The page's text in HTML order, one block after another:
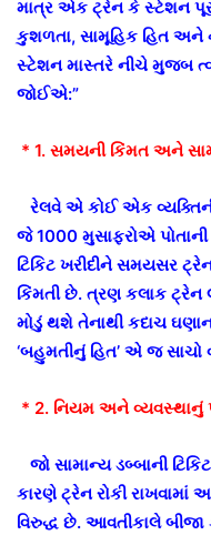
માત્ર એક ટ્રેન કે સ્ટેશન
કુશળતા, સામૂહિક હિત અને
સ્ટેશન માસ્તરે નીચે મુજબ
જોઈએ:”
* 1. સમયની કિંમત અને
રેલવે એ કોઈ એક
જે 1000 મુસાફરોએ
ટિકિટ ખરીદીને સમયસર
કિંમતી છે. ત્રણ કલાક
મોડું થશે તેનાથી કદાચ
‘બહુમતીનું હિત’ એ જ સાચો
* 2. નિયમ અને વ્યવસ્થાનું
જો સામાન્ય ડબ્બાની
કારણે ટ્રેન રોકી રાખવામાં
વિરુદ્ધ છે. આવતીકાલે